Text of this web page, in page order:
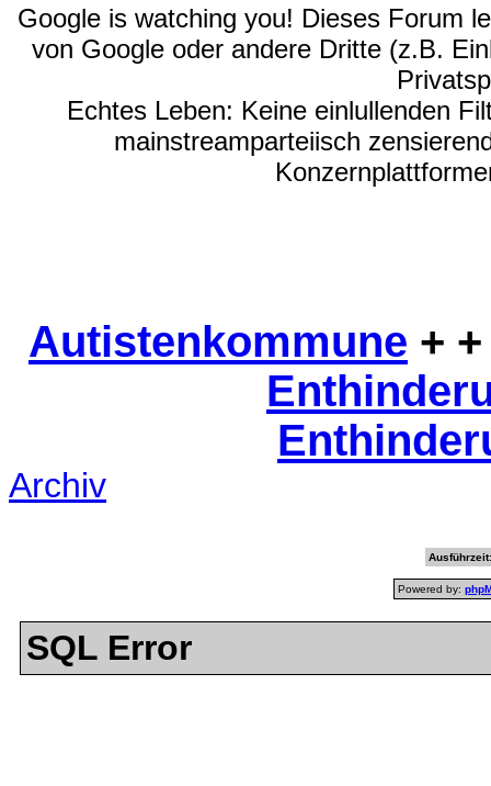
Google is watching you! Dieses Forum
von Google oder andere Dritte (z.B.
Echtes Leben: Keine einlullenden
mainstreamparteiisch
Autistenkommune +
Archiv
Ausführzeit:
Powered by:
SQL Error